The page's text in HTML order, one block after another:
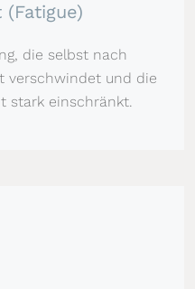
die selbst nach
verschwindet und die
stark einschränkt.